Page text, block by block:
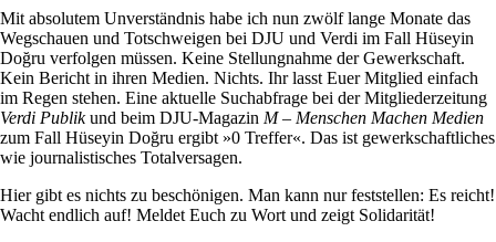
Mit absolutem Unverständnis habe ich nun zwölf lange Monate das
Wegschauen und Totschweigen bei DJU und Verdi im Fall Hüseyin
Doğru verfolgen müssen. Keine Stellungnahme der Gewerkschaft.
Kein Bericht in ihren Medien. Nichts. Ihr lasst Euer Mitglied einfach
im Regen stehen. Eine aktuelle Suchabfrage bei der Mitgliederzeitung
Verdi Publikund beim DJU-Magazin M – Menschen Machen Medien
zum Fall Hüseyin Doğru ergibt »0 Treffer«. Das ist gewerkschaftliches
wie journalistisches Totalversagen.
Hier gibt es nichts zu beschönigen. Man kann nur feststellen: Es reicht!
Wacht endlich auf! Meldet Euch zu Wort und zeigt Solidarität!